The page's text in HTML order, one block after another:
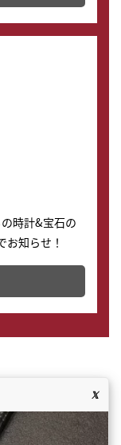
時計&宝石の
知らせ！
出来ます。